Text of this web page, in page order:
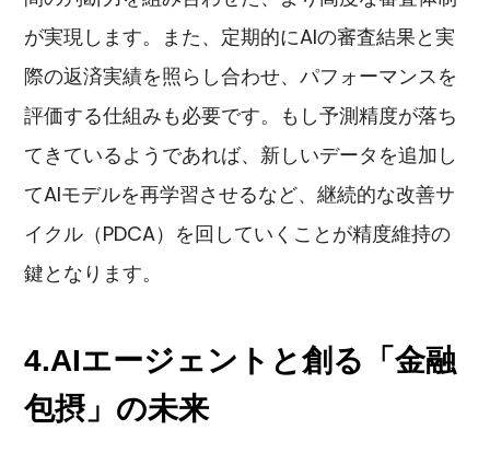
が実現します。また、定期的にAIの審査結果と実
際の返済実績を照らし合わせ、パフォーマンスを
評価する仕組みも必要です。もし予測精度が落ち
てきているようであれば、新しいデータを追加し
てAIモデルを再学習させるなど、継続的な改善サ
イクル（PDCA）を回していくことが精度維持の
鍵となります。
4.AIエージェントと創る「金融
包摂」の未来